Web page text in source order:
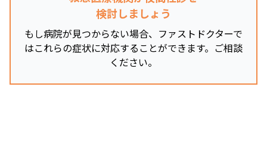
検討しましょう
もし病院が見つからない場合、ファストドクターで
はこれらの症状に対応することができます。ご相談
ください。